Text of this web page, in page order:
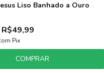
Liso Banhado a Ouro
R$49,99
Pix
COMPRAR